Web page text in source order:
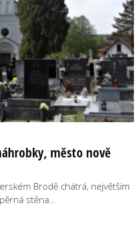
město nově
Brodě chátrá, největším
stěna…